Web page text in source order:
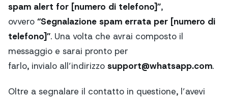
spam alert for [numero di telefono]”,
ovvero “Segnalazione spam errata per [numero di
telefono]”. Una volta che avrai composto il
messaggio e sarai pronto per
farlo, invialo all’indirizzo support@whatsapp.com.
Oltre a segnalare il contatto in questione, l’avevi